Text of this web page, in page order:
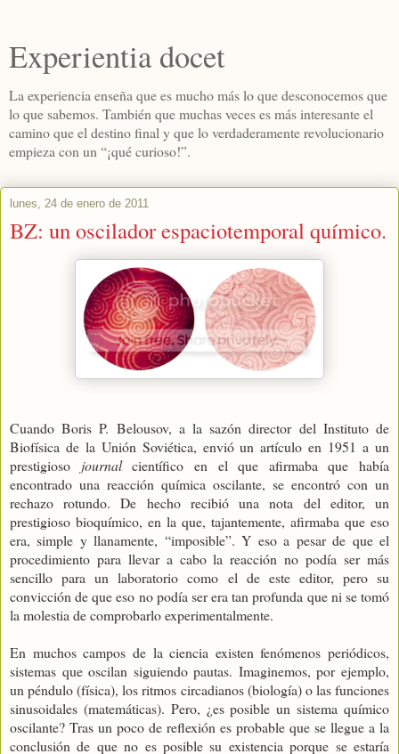
Experientia docet
La experiencia enseña que es mucho más lo que desconocemos que
lo que sabemos. También que muchas veces es más interesante el
camino que el destino final y que lo verdaderamente revolucionario
empieza con un “¡qué curioso!”.
lunes, 24 de enero de 2011
BZ: un oscilador espaciotemporal químico.
Cuando Boris P. Belousov, a la sazón director del Instituto de
Biofísica de la Unión Soviética, envió un artículo en 1951 a un
prestigioso journalcientífico en el que afirmaba que había
encontrado una reacción química oscilante, se encontró con un
rechazo rotundo. De hecho recibió una nota del editor, un
prestigioso bioquímico, en la que, tajantemente, afirmaba que eso
era, simple y llanamente, “imposible”. Y eso a pesar de que el
procedimiento para llevar a cabo la reacción no podía ser más
sencillo para un laboratorio como el de este editor, pero su
convicción de que eso no podía ser era tan profunda que ni se tomó
la molestia de comprobarlo experimentalmente.
En muchos campos de la ciencia existen fenómenos periódicos,
sistemas que oscilan siguiendo pautas. Imaginemos, por ejemplo,
un péndulo (física), los ritmos circadianos (biología) o las funciones
sinusoidales (matemáticas). Pero, ¿es posible un sistema químico
oscilante? Tras un poco de reflexión es probable que se llegue a la
conclusión de que no es posible su existencia porque se estaría